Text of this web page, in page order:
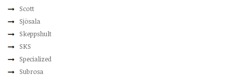
Scott
Sjösala
Skeppshult
SKS
Specialized
Subrosa